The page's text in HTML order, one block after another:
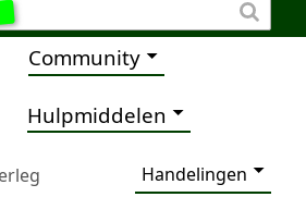
Community
Hulpmiddelen
Handelingen